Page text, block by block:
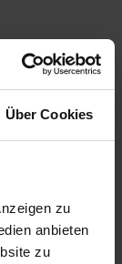
Über Cookies
zu
anbieten
zu
workdays within